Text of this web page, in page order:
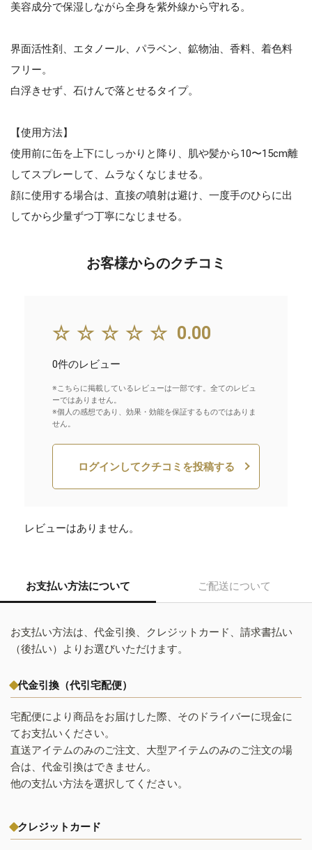
美容成分で保湿しながら全身を紫外線から守れる。
界面活性剤、エタノール、パラベン、鉱物油、香料、着色料
フリー。
白浮きせず、石けんで落とせるタイプ。
【使用方法】
使用前に缶を上下にしっかりと降り、肌や髪から10〜15cm離
してスプレーして、ムラなくなじませる。
顔に使用する場合は、直接の噴射は避け、一度手のひらに出
してから少量ずつ丁寧になじませる。
お客様からのクチコミ
☆☆☆☆☆ 0.00
0件のレビュー
※こちらに掲載しているレビューは一部です。全てのレビュ
ーではありません。
※個人の感想であり、効果・効能を保証するものではありま
せん。
ログインしてクチコミを投稿する
レビューはありません。
お支払い方法について ご配送について
お支払い方法は、代金引換、クレジットカード、請求書払い
（後払い）よりお選びいただけます。
代金引換（代引宅配便）
宅配便により商品をお届けした際、そのドライバーに現金に
てお支払いください。
直送アイテムのみのご注文、大型アイテムのみのご注文の場
合は、代金引換はできません。
他の支払い方法を選択してください。
クレジットカード